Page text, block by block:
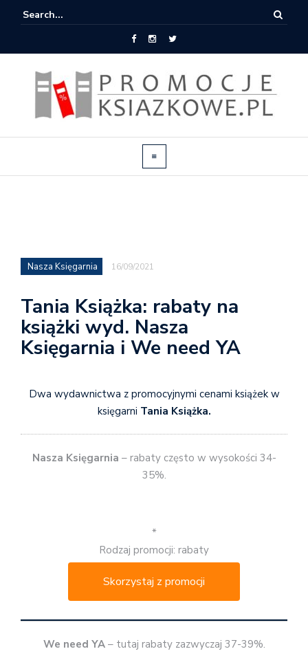
Nasza Księgarnia 16/09/2021
Tania Książka: rabaty na
książki wyd. Nasza
Księgarnia i We need YA
Dwa wydawnictwa z promocyjnymi cenami książek w
księgarni Tania Książka.
Nasza Księgarnia – rabaty często w wysokości 34-
35%.
*
Rodzaj promocji: rabaty
Skorzystaj z promocji
We need YA– tutaj rabaty zazwyczaj 37-39%.